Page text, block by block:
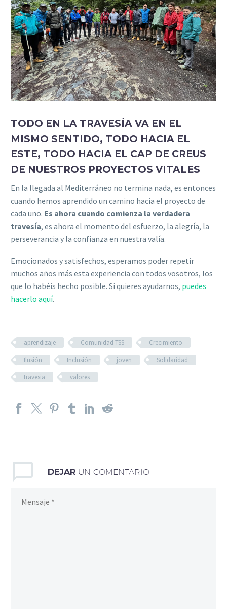
TODO EN LA TRAVESÍA VA EN EL
MISMO SENTIDO, TODO HACIA EL
ESTE, TODO HACIA EL CAP DE CREUS
DE NUESTROS PROYECTOS VITALES
En la llegada al Mediterráneo no termina nada, es entonces
cuando hemos aprendido un camino hacia el proyecto de
cada uno. Es ahora cuando comienza la verdadera
travesía, es ahora el momento del esfuerzo, la alegría, la
perseverancia y la confianza en nuestra valía.
Emocionados y satisfechos, esperamos poder repetir
muchos años más esta experiencia con todos vosotros, los
que lo habéis hecho posible. Si quieres ayudarnos, puedes
hacerlo aquí.
aprendizaje Comunidad TSS
Crecimiento
Ilusión
Inclusión joven
Solidaridad
travesia
valores
DEJAR UN COMENTARIO